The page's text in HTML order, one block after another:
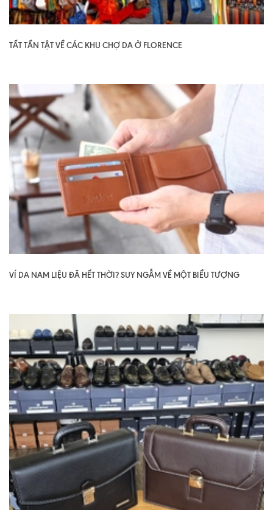
TẤT TẦN TẬT VỀ CÁC KHU CHỢ DA Ở FLORENCE
VÍ DA NAM LIỆU ĐÃ HẾT THỜI? SUY NGẪM VỀ MỘT BIỂU TƯỢNG